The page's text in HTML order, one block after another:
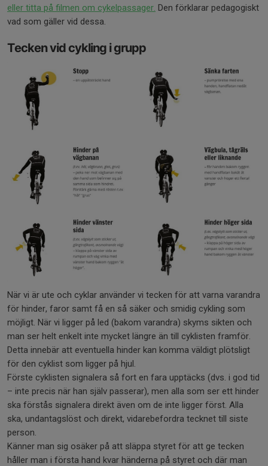
eller titta på filmen om cykelpassager. Den förklarar pedagogiskt
vad som gäller vid dessa.
Tecken vid cykling i grupp
När vi är ute och cyklar använder vi tecken för att varna varandra
för hinder, faror samt få en så säker och smidig cykling som
möjligt. När vi ligger på led (bakom varandra) skyms sikten och
man ser helt enkelt inte mycket längre än till cyklisten framför.
Detta innebär att eventuella hinder kan komma väldigt plötsligt
för den cyklist som ligger på hjul.
Förste cyklisten signalera så fort en fara upptäcks (dvs. i god tid
– inte precis när han själv passerar), men alla som ser ett hinder
ska förstås signalera direkt även om de inte ligger först. Alla
ska, undantagslöst och direkt, vidarebefordra tecknet till siste
person.
Känner man sig osäker på att släppa styret för att ge tecken
håller man i första hand kvar händerna på styret och där man